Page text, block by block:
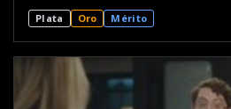
Plata Oro Mérito